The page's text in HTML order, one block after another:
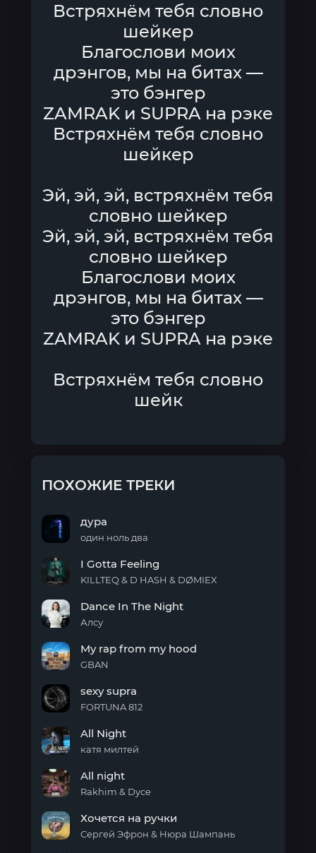
Встряхнём тебя словно
шейкер
Благослови моих
дрэнгов, мы на битах —
это бэнгер
ZAMRAK и SUPRA на рэке
Встряхнём тебя словно
шейкер
Эй, эй, эй, встряхнём тебя
словно шейкер
Эй, эй, эй, встряхнём тебя
словно шейкер
Благослови моих
дрэнгов, мы на битах —
это бэнгер
ZAMRAK и SUPRA на рэке
Встряхнём тебя словно
шейк
ПОХОЖИЕ ТРЕКИ
дура
один ноль два
Gotta
Feeling
I Gotta Feeling
KILLTEQ & D HASH & DØMIEX
In
The
Dance In The Night
Алсу
rap
from
hood
My rap from my hood
GBAN
supra
sexy supra
FORTUNA 812
Night
All Night
катя милтей
night
All night
Rakhim & Dyce
Хочется на ручки
Сергей Эфрон & Нюра Шампань